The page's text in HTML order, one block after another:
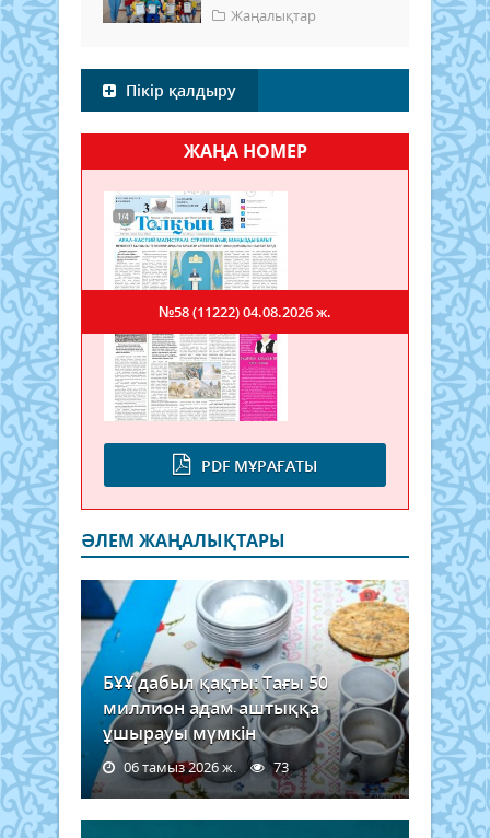
Жаңалықтар
Пікір қалдыру
ЖАҢА НОМЕР
PDF МҰРАҒАТЫ
№58 (11222)04.08.2026 ж.
ӘЛЕМ ЖАҢАЛЫҚТАРЫ
БҰҰ дабыл қақты: Тағы 50
миллион адам аштыққа
ұшырауы мүмкін
06 тамыз 2026 ж. 73